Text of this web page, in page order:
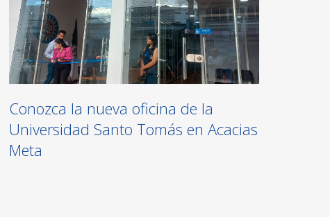
Conozca la nueva oficina de la
Universidad Santo Tomás en Acacias
Meta